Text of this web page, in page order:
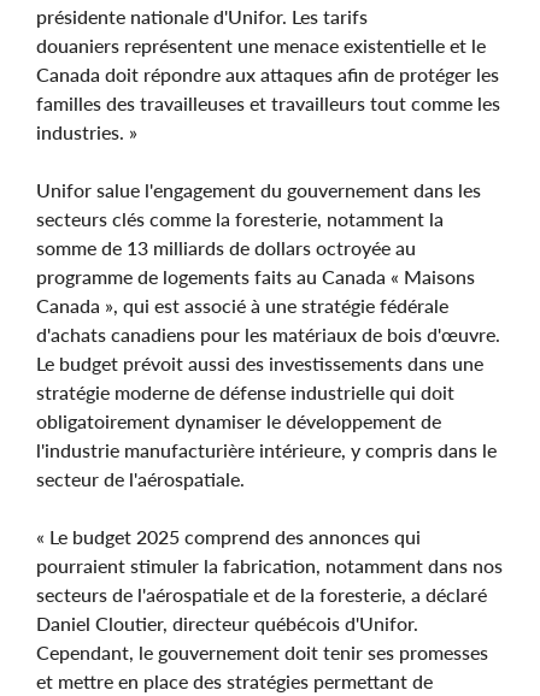
présidente nationale d'Unifor. Les tarifs
douaniers représentent une menace existentielle et le
Canada doit répondre aux attaques afin de protéger les
familles des travailleuses et travailleurs tout comme les
industries. »
Unifor salue l'engagement du gouvernement dans les
secteurs clés comme la foresterie, notamment la
somme de 13 milliards de dollars octroyée au
programme de logements faits au Canada « Maisons
Canada », qui est associé à une stratégie fédérale
d'achats canadiens pour les matériaux de bois d'œuvre.
Le budget prévoit aussi des investissements dans une
stratégie moderne de défense industrielle qui doit
obligatoirement dynamiser le développement de
l'industrie manufacturière intérieure, y compris dans le
secteur de l'aérospatiale.
« Le budget 2025 comprend des annonces qui
pourraient stimuler la fabrication, notamment dans nos
secteurs de l'aérospatiale et de la foresterie, a déclaré
Daniel Cloutier, directeur québécois d'Unifor.
Cependant, le gouvernement doit tenir ses promesses
et mettre en place des stratégies permettant de